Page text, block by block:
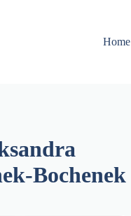
Home
Bochenek